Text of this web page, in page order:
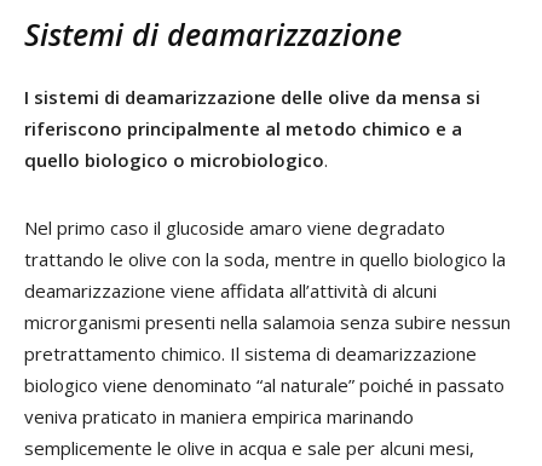
Sistemi di deamarizzazione
I sistemi di deamarizzazione delle olive da mensa si
riferiscono principalmente al metodo chimico e a
quello biologico o microbiologico.
Nel primo caso il glucoside amaro viene degradato
trattando le olive con la soda, mentre in quello biologico la
deamarizzazione viene affidata all’attività di alcuni
microrganismi presenti nella salamoia senza subire nessun
pretrattamento chimico. Il sistema di deamarizzazione
biologico viene denominato “al naturale” poiché in passato
veniva praticato in maniera empirica marinando
semplicemente le olive in acqua e sale per alcuni mesi,